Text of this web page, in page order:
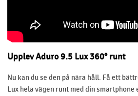
Upplev Aduro 9.5 Lux 360° runt
Nu kan du se den på nära håll. Få ett
Lux hela vägen runt med din smartphone